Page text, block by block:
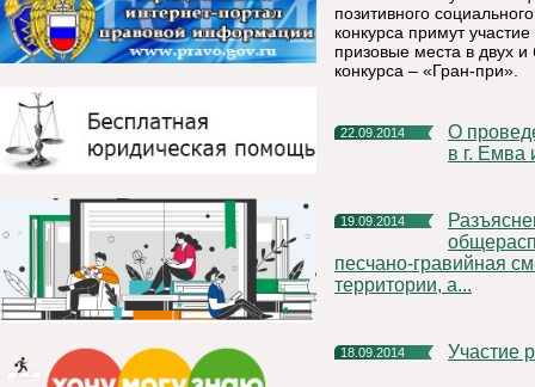
позитивного
конкурса примут
призовые места в двух
конкурса – «Гран-при».
22.09.2014
О проведении Всероссийского Дня бега «Кросс Наций 2014»
в г. Емва
19.09.2014
Разъяснение порядка использования
песчано-гравийная
территории, а...
18.09.2014